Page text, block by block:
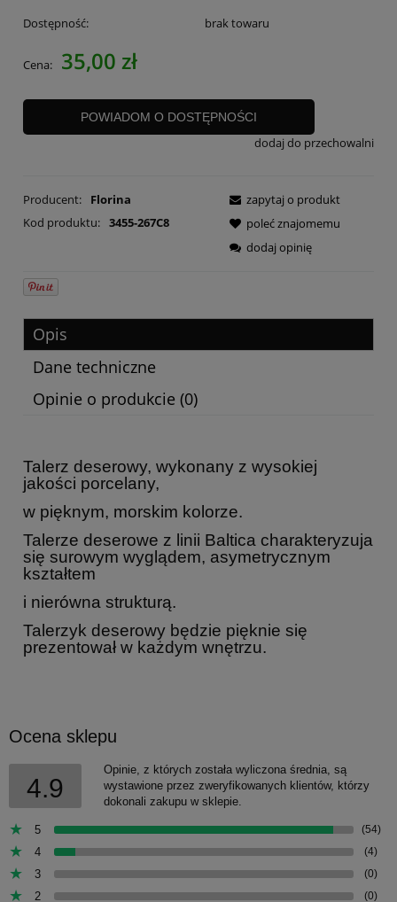
Dostępność: brak towaru
Cena: 35,00 zł
POWIADOM O DOSTĘPNOŚCI
dodaj do przechowalni
Producent:
Florina
Kod produktu: 3455-267C8
zapytaj o produkt
poleć znajomemu
dodaj opinię
Opis
Dane techniczne
Opinie o produkcie (0)
Talerz deserowy, wykonany z wysokiej
jakości porcelany,
w pięknym, morskim kolorze.
Talerze deserowe z linii Baltica charakteryzuja
się surowym wyglądem, asymetrycznym
kształtem
i nierówna strukturą.
Talerzyk deserowy będzie pięknie się
prezentował w każdym wnętrzu.
Ocena sklepu
4.9
Opinie, z których została wyliczona średnia, są
wystawione przez zweryfikowanych klientów, którzy
dokonali zakupu w sklepie.
5 (54)
4 (4)
3 (0)
2 (0)